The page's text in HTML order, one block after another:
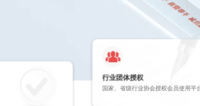
行业团体授权
国家、省级行业协会授权会员使用平